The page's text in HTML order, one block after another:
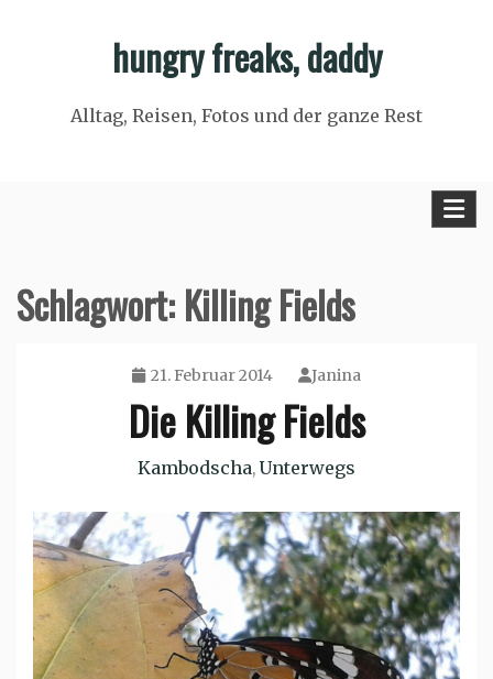
hungry freaks, daddy
Alltag, Reisen, Fotos und der ganze Rest
Schlagwort:Killing Fields
21. Februar 2014 Janina
Die Killing Fields
Kambodscha, Unterwegs